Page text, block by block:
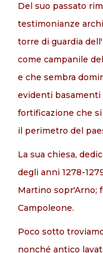
Del suo passato
testimonianze
torre di guardia
come campanile
e che sembra
evidenti
fortificazione che
il perimetro del
La sua chiesa,
degli anni 1278-
Martino sopr'Arno;
Campoleone.
Poco sotto
nonché antico